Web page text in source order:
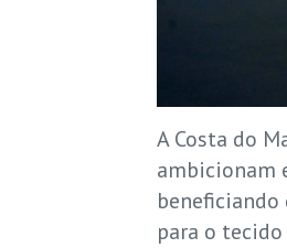
A Costa do
ambicionam
para o